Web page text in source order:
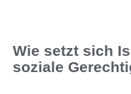
Wie setzt sich
soziale